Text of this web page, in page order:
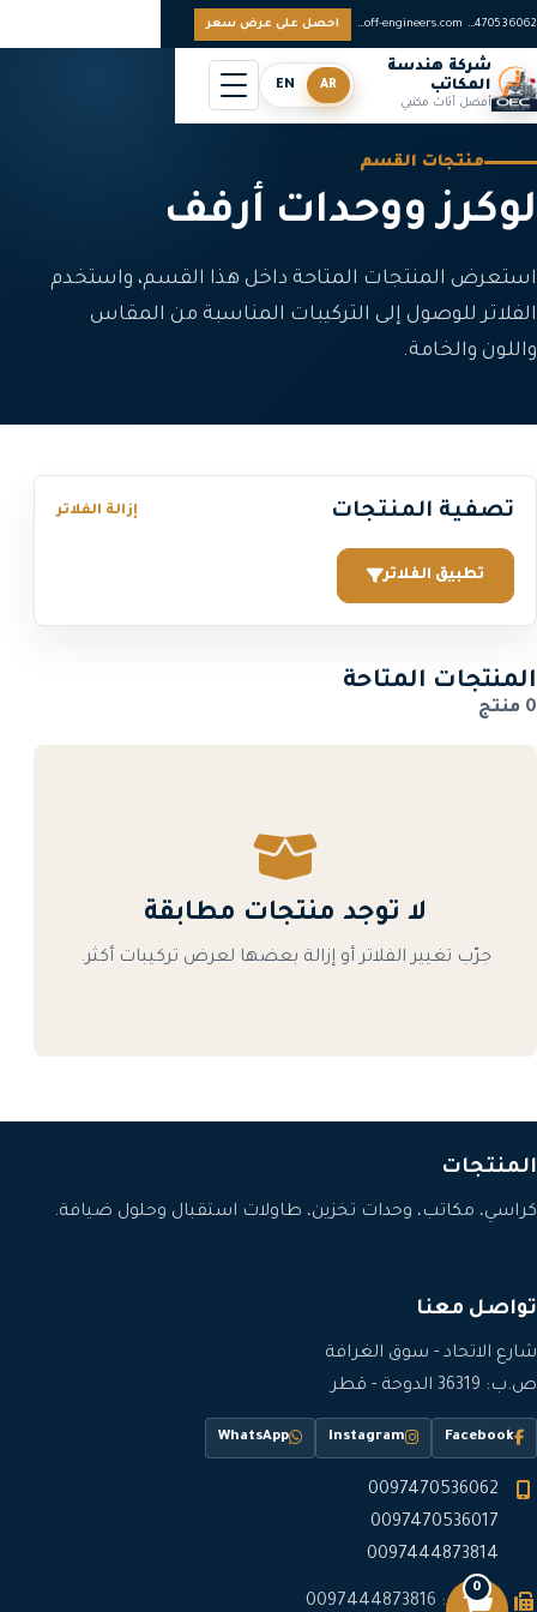
0097470536062
sales@off-engineers.com احصل على عرض سعر
شركة هندسة
المكاتب
أفضل أثاث مكتبي
AR
EN
منتجات القسم
ﻟﻮﻛﺮز ووﺣﺪات أرﻓﻒ
استعرض المنتجات المتاحة داخل هذا القسم، واستخدم
الفلاتر للوصول إلى التركيبات المناسبة من المقاس
واللون والخامة.
تصفية المنتجات إزالة الفلاتر
تطبيق الفلاتر
المنتجات المتاحة
0 منتج
لا توجد منتجات مطابقة
جرّب تغيير الفلاتر أو إزالة بعضها لعرض تركيبات أكثر.
المنتجات
كراسي، مكاتب، وحدات تخزين، طاولات استقبال وحلول ضيافة.
تواصل معنا
شارع الاتحاد - سوق الغرافة
ص.ب: 36319 الدوحة - قطر
Facebook
Instagram
WhatsApp
0097470536062
0097470536017
0097444873814
فاكس: 0097444873816
0